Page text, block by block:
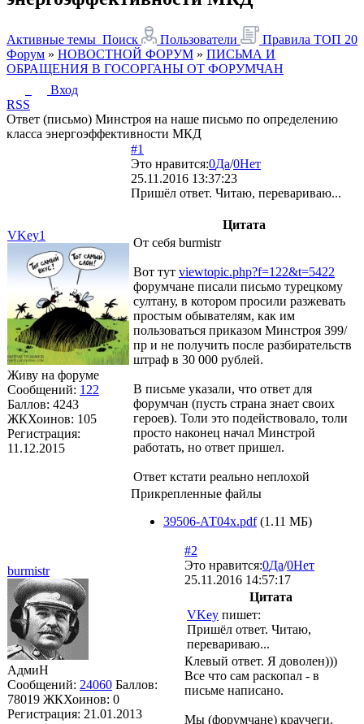
Активные темы Поиск Пользователи Правила ТОП 20
Форум » НОВОСТНОЙ ФОРУМ » ПИСЬМА И
ОБРАЩЕНИЯ В ГОСОРГАНЫ ОТ ФОРУМЧАН
Вход
RSS
Ответ (письмо) Минстроя на наше письмо по определению
класса энергоэффективности МКД
VKey1
Живу на форуме
Сообщений: 122
Баллов: 4243
ЖКХоинов: 105
Регистрация:
11.12.2015
#1
Это нравится:0Да/0Нет
25.11.2016 13:37:23
Пришёл ответ. Читаю, перевариваю...
Цитата
От себя burmistr
Вот тут viewtopic.php?f=122&t=5422
форумчане писали письмо турецкому
султану, в котором просили разжевать
простым обывателям, как им
пользоваться приказом Минстроя 399/
пр и не получить после разбирательств
штраф в 30 000 рублей.
В письме указали, что ответ для
форумчан (пусть страна знает своих
героев). Толи это подействовало, толи
просто наконец начал Минстрой
работать, но ответ пришел.
Ответ кстати реально неплохой
Прикрепленные файлы
39506-АТ04x.pdf (1.11 МБ)
burmistr
АдмиН
Сообщений: 24060 Баллов:
78019 ЖКХоинов: 0
Регистрация: 21.01.2013
#2
Это нравится:0Да/0Нет
25.11.2016 14:57:17
Цитата
VKey пишет:
Пришёл ответ. Читаю,
перевариваю...
Клевый ответ. Я доволен)))
Все что сам раскопал - в
письме написано.
Мы (форумчане) краучеги.